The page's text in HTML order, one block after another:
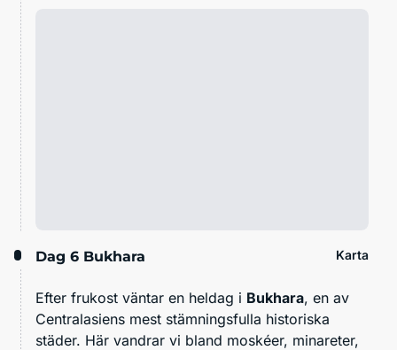
Dag 6 Bukhara Karta
Efter frukost väntar en heldag i Bukhara, en av
Centralasiens mest stämningsfulla historiska
städer. Här vandrar vi bland moskéer, minareter,